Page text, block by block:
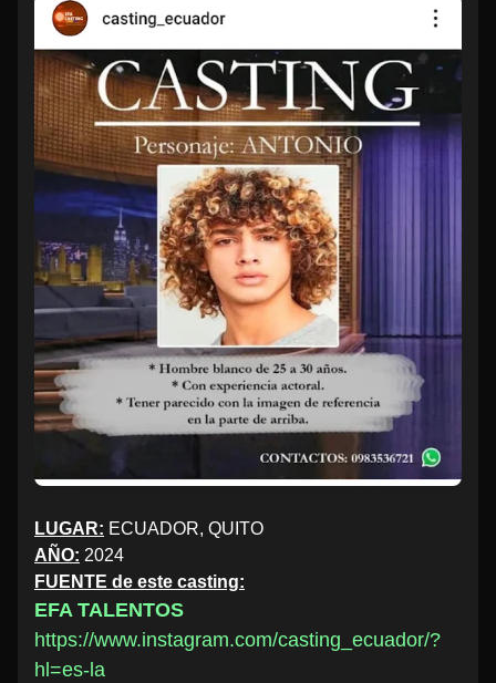
LUGAR: ECUADOR, QUITO
AÑO: 2024
FUENTE de este casting:
EFA TALENTOS
https://www.instagram.com/casting_ecuador/?
hl=es-la